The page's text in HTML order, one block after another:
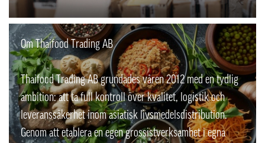
Om Thaifood Trading AB
Thaifood Trading AB grundades våren 2012 med en tydlig
ambition: att ta full kontroll över kvalitet, logistik och
leveranssäkerhet inom asiatisk livsmedelsdistribution.
Genom att etablera en egen grossistverksamhet i egna